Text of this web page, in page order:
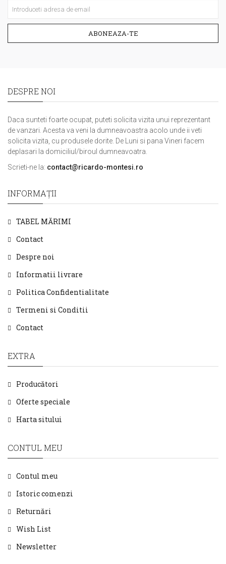
ABONEAZA-TE
DESPRE NOI
Daca sunteti foarte ocupat, puteti solicita vizita unui reprezentant
de vanzari. Acesta va veni la dumneavoastra acolo unde ii veti
solicita vizita, cu produsele dorite. De Luni si pana Vineri facem
deplasari la domiciliul/biroul dumneavoatra.
Scrieti-ne la: contact@ricardo-montesi.ro
INFORMAŢII
TABEL MĂRIMI
Contact
Despre noi
Informatii livrare
Politica Confidentialitate
Termeni si Conditii
Contact
EXTRA
Producători
Oferte speciale
Harta sitului
CONTUL MEU
Contul meu
Istoric comenzi
Returnări
Wish List
Newsletter